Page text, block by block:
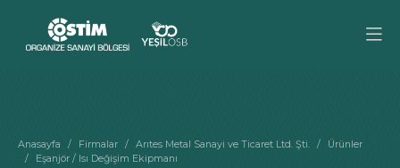
Anasayfa Firmalar Arıtes Metal Sanayi ve Ticaret Ltd. Şti.
Ürünler
Eşanjör / Isı Değişim Ekipmanı